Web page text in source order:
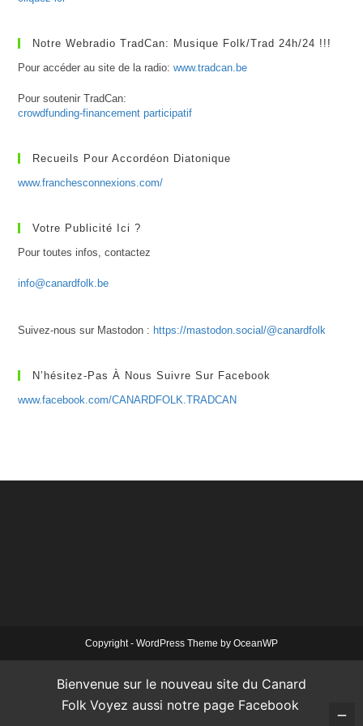
Notre Webradio TradCan: Musique Folk/Trad 24h/24 !!!
Pour accéder au site de la radio:www.tradcan.be
Pour soutenir TradCan:
crowdfunding-financement participatif
Recueils Pour Accordéon Diatonique
www.franchesconnexions.com/
Votre Publicité Ici ?
Pour toutes infos, contactez
info@canardfolk.be
Suivez-nous sur Mastodon : https://mastodon.social/@canardfolk
N’hésitez-Pas À Nous Suivre Sur Facebook
www.facebook.com/CANARDFOLK.TRADCAN
Copyright - WordPress Theme by OceanWP
Bienvenue sur le nouveau site du Canard
Folk Voyez aussi notre page Facebook